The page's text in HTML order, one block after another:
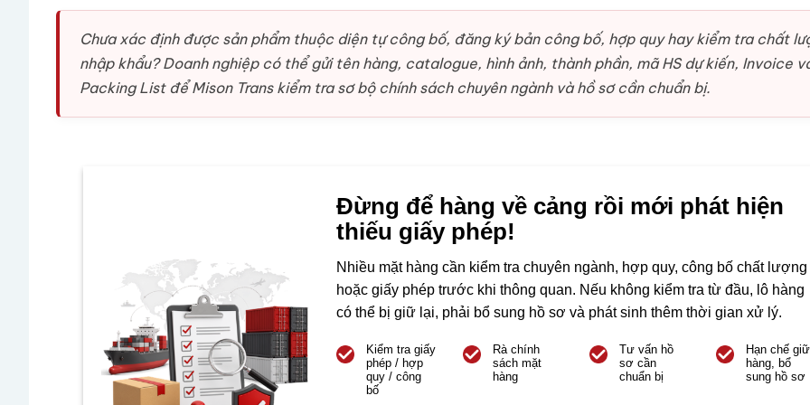
Chưa xác định được sản phẩm thuộc diện tự công bố, đăng ký bản công bố, hợp quy hay kiểm tra chất
nhập khẩu? Doanh nghiệp có thể gửi tên hàng, catalogue, hình ảnh, thành phần, mã HS dự kiến, Invoice
Packing List để Mison Trans kiểm tra sơ bộ chính sách chuyên ngành và hồ sơ cần chuẩn bị.
Đừng để hàng về cảng rồi mới phát hiện
thiếu giấy phép!
Nhiều mặt hàng cần kiểm tra chuyên ngành, hợp quy, công bố chất lượng
hoặc giấy phép trước khi thông quan. Nếu không kiểm tra từ đầu, lô hàng
có thể bị giữ lại, phải bổ sung hồ sơ và phát sinh thêm thời gian xử lý.
Kiểm tra giấy
phép / hợp
quy / công
bố
Rà chính
sách mặt
hàng
Tư vấn hồ
sơ cần
chuẩn bị
Hạn chế giữ
hàng, bổ
sung hồ sơ